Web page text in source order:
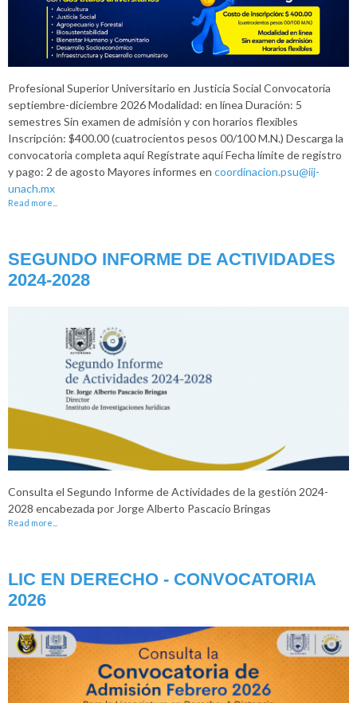
Profesional Superior Universitario en Justicia Social Convocatoria
septiembre-diciembre 2026 Modalidad: en línea Duración: 5
semestres Sin examen de admisión y con horarios flexibles
Inscripción: $400.00 (cuatrocientos pesos 00/100 M.N.) Descarga la
convocatoria completa aquí Regístrate aquí Fecha límite de registro
y pago: 2 de agosto Mayores informes en coordinacion.psu@iij-
unach.mx
Read more...
SEGUNDO INFORME DE ACTIVIDADES
2024-2028
Consulta el Segundo Informe de Actividades de la gestión 2024-
2028 encabezada por Jorge Alberto Pascacio Bringas
Read more...
LIC EN DERECHO - CONVOCATORIA
2026